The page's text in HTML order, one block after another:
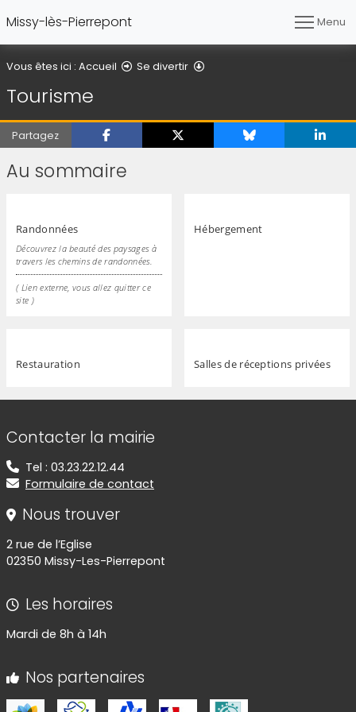
Missy-lès-Pierrepont Menu
Vous êtes ici : Accueil Se divertir
Tourisme
Partagez
Au sommaire
Randonnées
Découvrez la beauté des paysages à
travers les chemins de randonnées.
( Lien externe, vous allez quitter ce
site )
Hébergement
Restauration Salles de réceptions privées
Informations de contact
Contacter la mairie
Tel : 03.23.22.12.44
Formulaire de contact
Nous trouver
2 rue de l’Eglise
02350 Missy-Les-Pierrepont
Les horaires
Mardi de 8h à 14h
Nos partenaires